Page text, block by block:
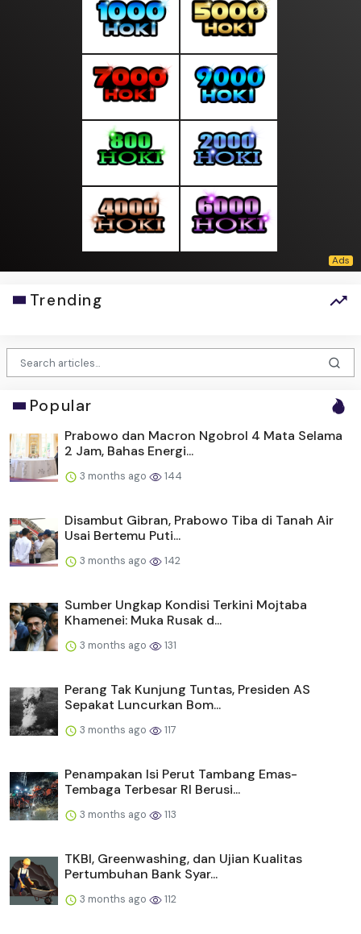
Trending
Popular
Prabowo dan Macron Ngobrol 4 Mata Selama
2 Jam, Bahas Energi...
3 months ago 144
Disambut Gibran, Prabowo Tiba di Tanah Air
Usai Bertemu Puti...
3 months ago 142
Sumber Ungkap Kondisi Terkini Mojtaba
Khamenei: Muka Rusak d...
3 months ago 131
Perang Tak Kunjung Tuntas, Presiden AS
Sepakat Luncurkan Bom...
3 months ago 117
Penampakan Isi Perut Tambang Emas-
Tembaga Terbesar RI Berusi...
3 months ago 113
TKBI, Greenwashing, dan Ujian Kualitas
Pertumbuhan Bank Syar...
3 months ago 112